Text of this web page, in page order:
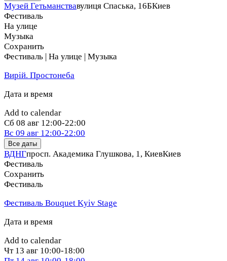
Музей Гетьманствавулиця Спаська, 16БКиев
Фестиваль
На улице
Музыка
Сохранить
Фестиваль | На улице | Музыка
Вирій. Простонеба
Дата и время
Add to calendar
Сб 08 авг 12:00-22:00
Вс 09 авг 12:00-22:00
Все даты
ВДНГпросп. Академика Глушкова, 1, КиевКиев
Фестиваль
Сохранить
Фестиваль
Фестиваль Bouquet Kyiv Stage
Дата и время
Add to calendar
Чт 13 авг 10:00-18:00